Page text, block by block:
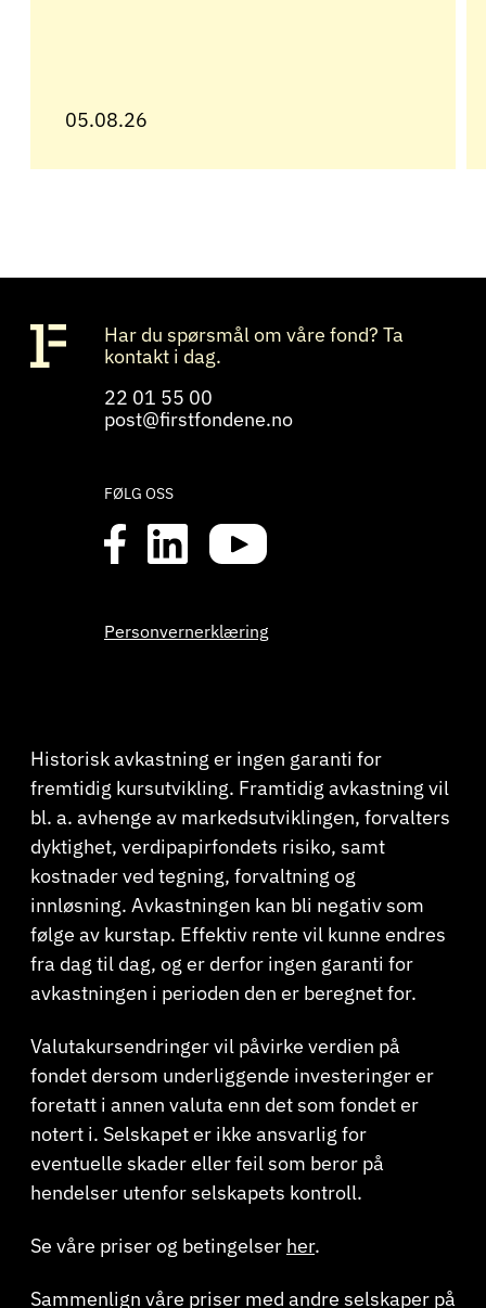
05.08.26
Har du spørsmål om våre fond? Ta
kontakt i dag.
22 01 55 00
post@firstfondene.no
FØLG OSS
Personvernerklæring
Historisk avkastning er ingen garanti for
fremtidig kursutvikling. Framtidig avkastning vil
bl. a. avhenge av markedsutviklingen, forvalters
dyktighet, verdipapirfondets risiko, samt
kostnader ved tegning, forvaltning og
innløsning. Avkastningen kan bli negativ som
følge av kurstap. Effektiv rente vil kunne endres
fra dag til dag, og er derfor ingen garanti for
avkastningen i perioden den er beregnet for.
Valutakursendringer vil påvirke verdien på
fondet dersom underliggende investeringer er
foretatt i annen valuta enn det som fondet er
notert i. Selskapet er ikke ansvarlig for
eventuelle skader eller feil som beror på
hendelser utenfor selskapets kontroll.
Se våre priser og betingelser her.
Sammenlign våre priser med andre selskaper på